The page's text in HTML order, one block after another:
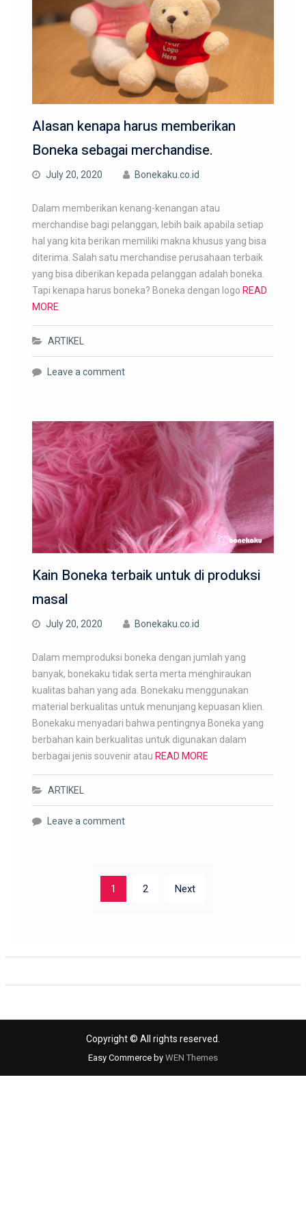
Alasan kenapa harus memberikan
Boneka sebagai merchandise.
July 20, 2020 Bonekaku.co.id
Dalam memberikan kenang-kenangan atau
merchandise bagi pelanggan, lebih baik apabila setiap
hal yang kita berikan memiliki makna khusus yang bisa
diterima. Salah satu merchandise perusahaan terbaik
yang bisa diberikan kepada pelanggan adalah boneka.
Tapi kenapa harus boneka? Boneka dengan logo READ
MORE
ARTIKEL
Leave a comment
Kain Boneka terbaik untuk di produksi
masal
July 20, 2020 Bonekaku.co.id
Dalam memproduksi boneka dengan jumlah yang
banyak, bonekaku tidak serta merta menghiraukan
kualitas bahan yang ada. Bonekaku menggunakan
material berkualitas untuk menunjang kepuasan klien.
Bonekaku menyadari bahwa pentingnya Boneka yang
berbahan kain berkualitas untuk digunakan dalam
berbagai jenis souvenir atau READ MORE
ARTIKEL
Leave a comment
1 2 Next
Copyright © All rights reserved.
Easy Commerce by WEN Themes